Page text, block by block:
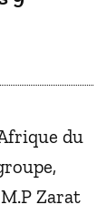
du
Zarat